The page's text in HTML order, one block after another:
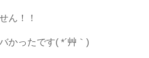
ん！！
かったです( *´艸｀)